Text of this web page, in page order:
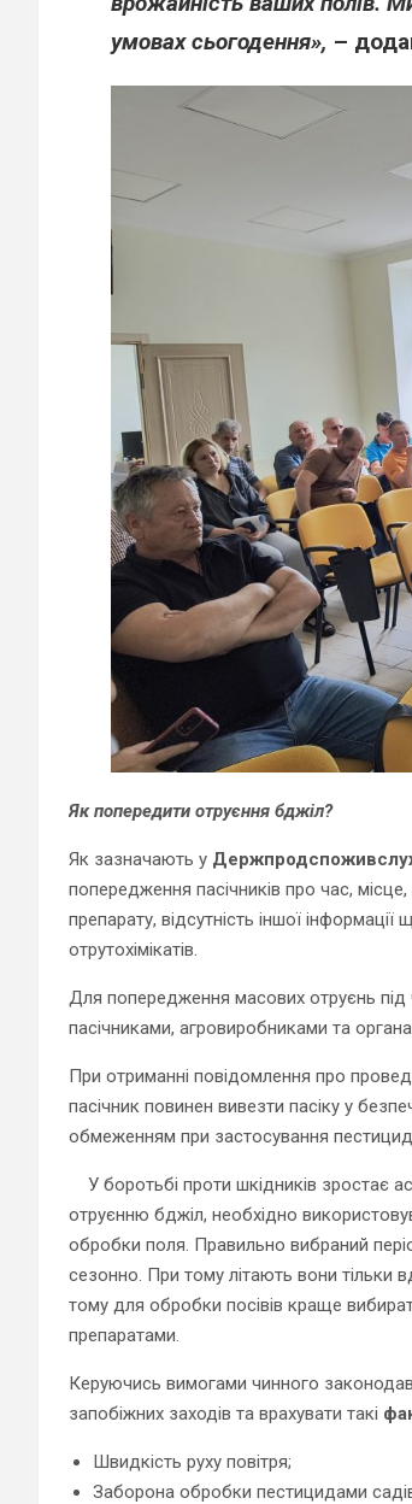
умовах сьогодення», –
Як попередити отруєння бджіл?
Як зазначають у
попередження пасічників про час, місце,
препарату, відсутність іншої
отрутохімікатів.
Для попередження масових отруєнь під
пасічниками, агровиробниками та
При отриманні повідомлення про
пасічник повинен вивезти пасіку у
обмеженням при застосування
У боротьбі проти шкідників зростає
отруєнню бджіл, необхідно
обробки поля. Правильно вибраний
сезонно. При тому літають вони тільки
тому для обробки посівів краще
препаратами.
Керуючись вимогами чинного
запобіжних заходів та врахувати такі
Швидкість руху повітря;
Заборона обробки пестицидами садів,